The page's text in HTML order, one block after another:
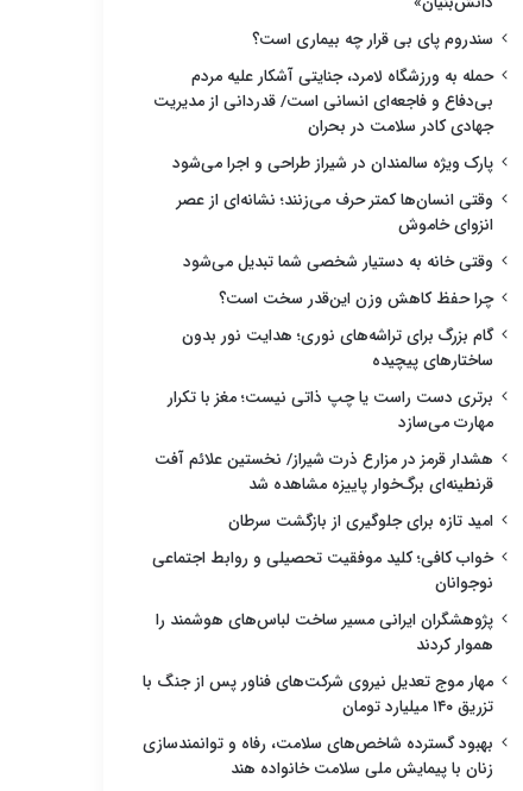
سندروم پای بی قرار چه بیماری است؟
حمله به ورزشگاه لامرد، جنایتی آشکار علیه مردم
بی‌دفاع و فاجعه‌ای انسانی است/ قدردانی از مدیریت
جهادی کادر سلامت در بحران
پارک ویژه سالمندان در شیراز طراحی و اجرا می‌شود
وقتی انسان‌ها کمتر حرف می‌زنند؛ نشانه‌ای از عصر
انزوای خاموش
وقتی خانه به دستیار شخصی شما تبدیل می‌شود
چرا حفظ کاهش وزن این‌قدر سخت است؟
گام بزرگ برای تراشه‌های نوری؛ هدایت نور بدون
ساختارهای پیچیده
برتری دست راست یا چپ ذاتی نیست؛ مغز با تکرار
مهارت می‌سازد
هشدار قرمز در مزارع ذرت شیراز/ نخستین علائم آفت
قرنطینه‌ای برگ‌خوار پاییزه مشاهده شد
امید تازه برای جلوگیری از بازگشت سرطان
خواب کافی؛ کلید موفقیت تحصیلی و روابط اجتماعی
نوجوانان
پژوهشگران ایرانی مسیر ساخت لباس‌های هوشمند را
هموار کردند
مهار موج تعدیل نیروی شرکت‌های فناور پس از جنگ با
تزریق ۱۴۰ میلیارد تومان
بهبود گسترده شاخص‌های سلامت، رفاه و توانمندسازی
زنان با پیمایش ملی سلامت خانواده هند